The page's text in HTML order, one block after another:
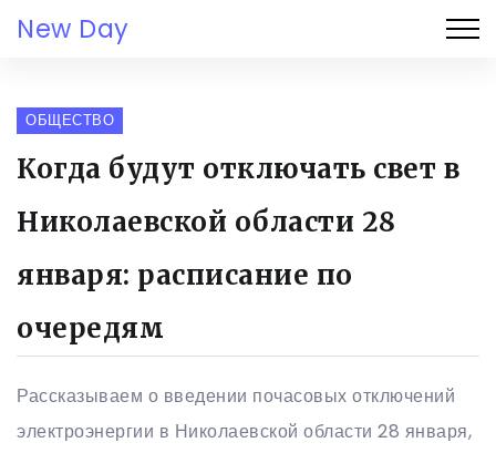
New Day
ОБЩЕСТВО
Когда будут отключать свет в
Николаевской области 28
января: расписание по
очередям
Рассказываем о введении почасовых отключений
электроэнергии в Николаевской области 28 января,